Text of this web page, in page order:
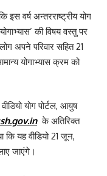
इस वर्ष अन्तरराष्ट्रीय योग
की विषय वस्तु पर
अपने परिवार सहित 21
योगाभ्यास क्रम को
योग पोर्टल, आयुष
के अतिरिक्त
कि यह वीडियो 21 जून,
जाएंगे।